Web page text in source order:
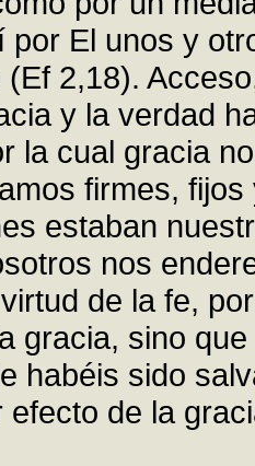
por El unos y
2,18).
y la verdad
la cual gracia
firmes,
estaban
nos
de la fe,
gracia, sino
habéis sido
efecto de la